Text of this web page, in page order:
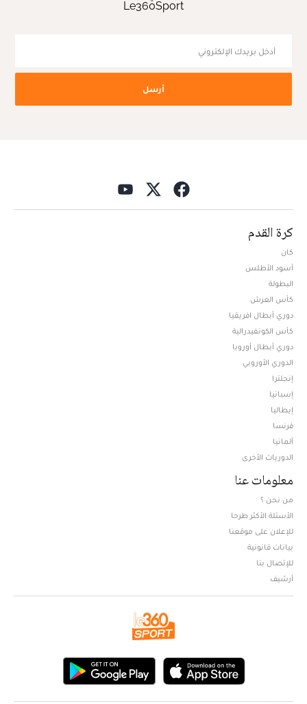
Le360Sport
أرسل
كرة القدم
كان
أسود الأطلس
البطولة
كأس العرش
دوري أبطال افريقيا
كأس الكونفيدرالية
دوري أبطال أوروبا
الدوري الأوروبي
إنجلترا
إسبانيا
إيطاليا
فرنسا
ألمانيا
الدوريات الأخرى
معلومات عنا
من نحن ؟
الأسئلة الأكثر طرحا
للإعلان على موقعنا
بيانات قانونية
للإتصال بنا
أرشيف